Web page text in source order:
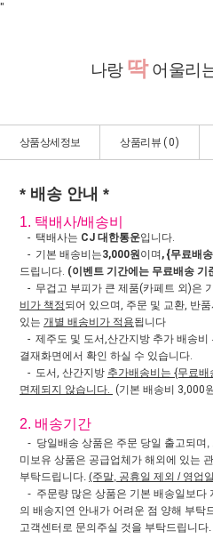
"
나랑 딱어울리
상품상세정보 상품리뷰 ( 0)
* 배송 안내 *
1. 택배사/배송비
- 택배사는 CJ 대한통운입니다.
- 기본 배송비는3,000원이며 , {무료배
드립니다. (이벤트 기간에는 무료배송 기
- 무겁고 부피가 큰 제품(카페트 외)은
비가 책정되어 있으며, 주문 및 교환, 반
있는 개별 배송비가 적용됩니다
- 제주도 및 도서,산간지방 추가 배송비
결재화면에서 확인 하실 수 있습니다.
- 도서, 산간지방 추가배송비는 {무료
면제되지 않습니다. (기본 배송비 3,000
2. 배송기간
- 당일배송 상품은 주문 당일 출고되며
미보유 상품은 공급업체가 해외에 있는
부탁드립니다. (주말, 공휴일 제외 / 영업
- 주문량 많은 상품은 기본 배송일보다
의 배송지연 안내가 어려운 점 양해 부탁
고객센터로 문의주실 것을 부탁드립니다.